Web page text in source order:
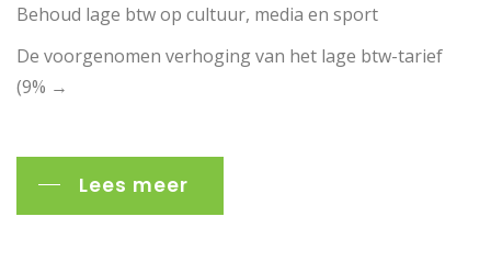
Behoud lage btw op cultuur, media en sport
De voorgenomen verhoging van het lage btw-tarief
(9% →
Lees meer